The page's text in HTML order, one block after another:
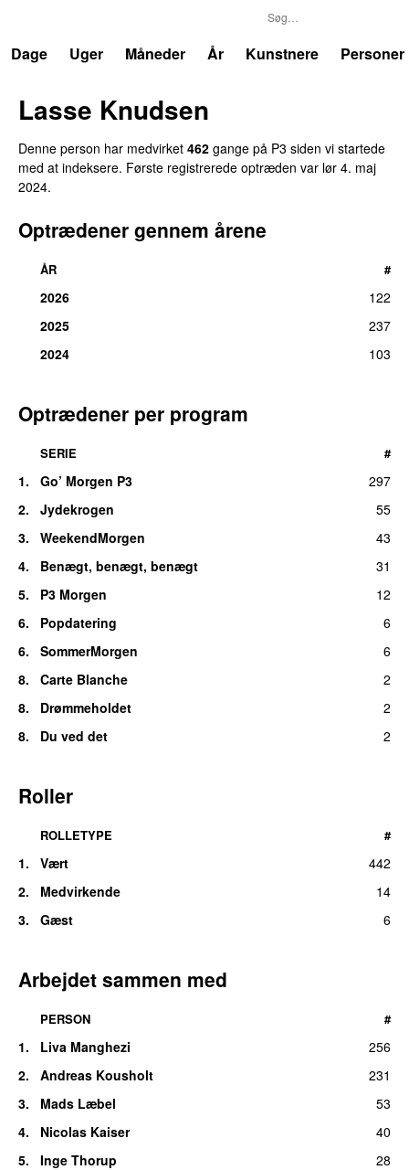
Dage
Uger Måneder År Kunstnere Personer
Lasse Knudsen
Denne person har medvirket 462 gange på P3 siden vi startede
med at indeksere. Første registrerede optræden var lør 4. maj
2024.
Optrædener gennem årene
ÅR #
2026
122
2025
237
2024
103
Optrædener per program
SERIE #
1. Go’ Morgen P3
297
2.
Jydekrogen
55
3.
WeekendMorgen
43
4.
Benægt, benægt, benægt
31
5.
P3 Morgen
12
6.
Popdatering
6
6.
SommerMorgen
6
8.
Carte Blanche
2
8.
Drømmeholdet
2
8.
Du ved det 2
Roller
ROLLETYPE #
1. Vært
442
2.
Medvirkende
14
3.
Gæst 6
Arbejdet sammen med
PERSON #
1. Liva Manghezi
256
2.
Andreas Kousholt
231
3.
Mads Læbel
53
4.
Nicolas Kaiser
40
5.
Inge Thorup
28